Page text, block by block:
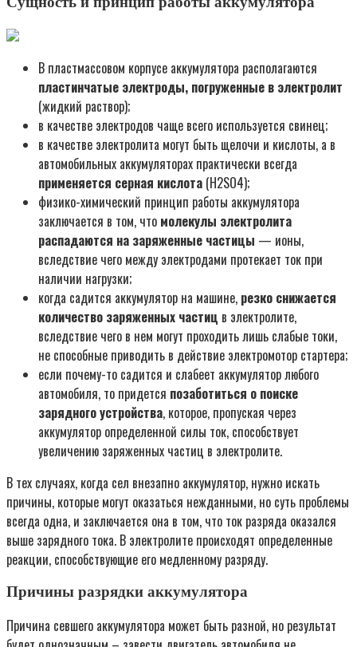
В пластмассовом корпусе аккумулятора располагаются
пластинчатые электроды, погруженные в электролит
(жидкий раствор);
в качестве электродов чаще всего используется свинец;
в качестве электролита могут быть щелочи и кислоты, а в
автомобильных аккумуляторах практически всегда
применяется серная кислота (H2SO4);
физико-химический принцип работы аккумулятора
заключается в том, что молекулы электролита
распадаются на заряженные частицы — ионы,
вследствие чего между электродами протекает ток при
наличии нагрузки;
когда садится аккумулятор на машине, резко снижается
количество заряженных частиц в электролите,
вследствие чего в нем могут проходить лишь слабые токи,
не способные приводить в действие электромотор стартера;
если почему-то садится и слабеет аккумулятор любого
автомобиля, то придется позаботиться о поиске
зарядного устройства, которое, пропуская через
аккумулятор определенной силы ток, способствует
увеличению заряженных частиц в электролите.
В тех случаях, когда сел внезапно аккумулятор, нужно искать
причины, которые могут оказаться нежданными, но суть проблемы
всегда одна, и заключается она в том, что ток разряда оказался
выше зарядного тока. В электролите происходят определенные
реакции, способствующие его медленному разряду.
Причины разрядки аккумулятора
Причина севшего аккумулятора может быть разной, но результат